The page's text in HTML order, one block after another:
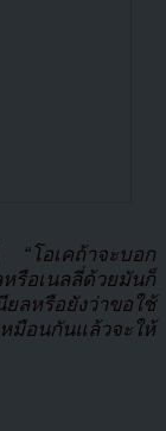
“โอเคถ้าจะบอก
รือเนลลี่ด้วยมันก็
ยลหรือยังว่าขอใช้
มือนกันแล้วจะให้